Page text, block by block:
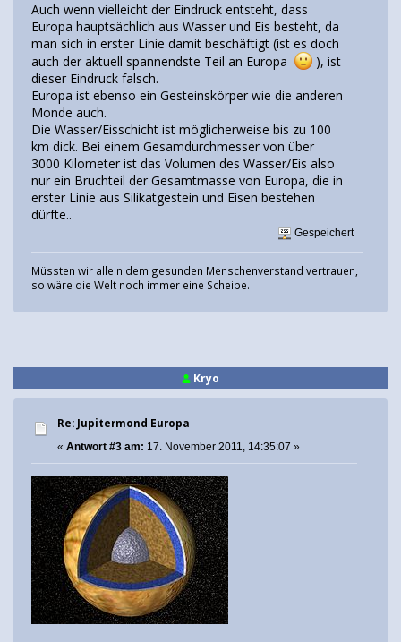
Auch wenn vielleicht der Eindruck entsteht, dass
Europa hauptsächlich aus Wasser und Eis besteht, da
man sich in erster Linie damit beschäftigt (ist es doch
auch der aktuell spannendste Teil an Europa
), ist
dieser Eindruck falsch.
Europa ist ebenso ein Gesteinskörper wie die anderen
Monde auch.
Die Wasser/Eisschicht ist möglicherweise bis zu 100
km dick. Bei einem Gesamdurchmesser von über
3000 Kilometer ist das Volumen des Wasser/Eis also
nur ein Bruchteil der Gesamtmasse von Europa, die in
erster Linie aus Silikatgestein und Eisen bestehen
dürfte..
Gespeichert
Müssten wir allein dem gesunden Menschenverstand vertrauen,
so wäre die Welt noch immer eine Scheibe.
Kryo
Re: Jupitermond Europa
« Antwort #3 am: 17. November 2011, 14:35:07 »